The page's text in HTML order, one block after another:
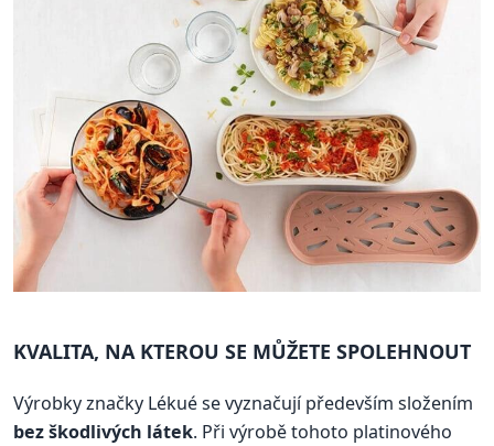
KVALITA, NA KTEROU SE MŮŽETE SPOLEHNOUT
Výrobky značky Lékué se vyznačují především složením
bez škodlivých látek. Při výrobě tohoto platinového